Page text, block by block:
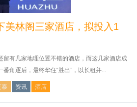
美林阁三家酒店，拟投入1
留有几家地理位置不错的酒店，而这几家酒店成
角逐后，最终华住“胜出”，以长租并...
泰 资讯 酒店